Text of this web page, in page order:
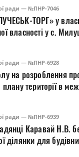
ради — №ПНР-7046
ТОРГ» у
у с. Милуші Луцького
ради — №ПНР-6928
на розроблення
території в
у місті Луцьку
ради — №ПНР-6939
Каравай Н.В.
ділянки для